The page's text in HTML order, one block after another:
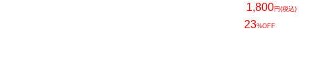
1,800円(税込)
23%OFF